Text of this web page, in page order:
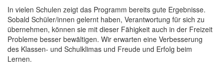
In vielen Schulen zeigt das Programm bereits gute Ergebnisse.
Sobald Schüler/innen gelernt haben, Verantwortung für sich zu
übernehmen, können sie mit dieser Fähigkeit auch in der Freizeit
Probleme besser bewältigen. Wir erwarten eine Verbesserung
des Klassen- und Schulklimas und Freude und Erfolg beim
Lernen.